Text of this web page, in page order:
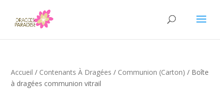
Accueil / Contenants À Dragées / Communion (carton) / Boîte
à dragées communion vitrail